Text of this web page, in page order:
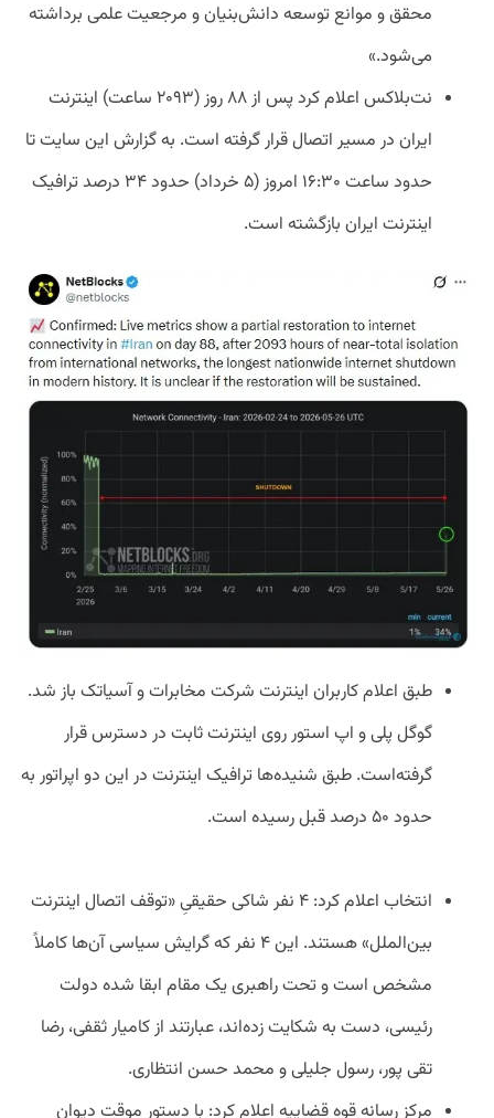
محقق و موانع توسعه دانش‌بنیان و مرجعیت علمی برداشته
می‌شود.»
نت‌بلاکس اعلام کرد پس از ۸۸ روز (۲۰۹۳ ساعت) اینترنت
ایران در مسیر اتصال قرار گرفته است. به گزارش این سایت تا
حدود ساعت ۱۶:۳۰ امروز (۵ خرداد) حدود ۳۴ درصد ترافیک
اینترنت ایران بازگشته است.
طبق اعلام کاربران اینترنت شرکت مخابرات و آسیاتک باز شد.
گوگل پلی و اپ استور روی اینترنت ثابت در دسترس قرار
گرفته‌است. طبق شنیده‌ها ترافیک اینترنت در این دو اپراتور به
حدود ۵۰ درصد قبل رسیده است.
انتخاب اعلام کرد: ۴ نفر شاکی حقیقیِ «توقف اتصال اینترنت
بین‌الملل» هستند. این ۴ نفر که گرایش سیاسی آن‌ها کاملاً
مشخص است و تحت راهبری یک مقام ابقا شده‌ دولت
رئیسی، دست به شکایت زده‌اند، عبارتند از کامیار ثقفی، رضا
تقی پور، رسول جلیلی و محمد حسن انتظاری.
مرکز رسانه قوه قضاییه اعلام کرد: با دستور موقت دیوان